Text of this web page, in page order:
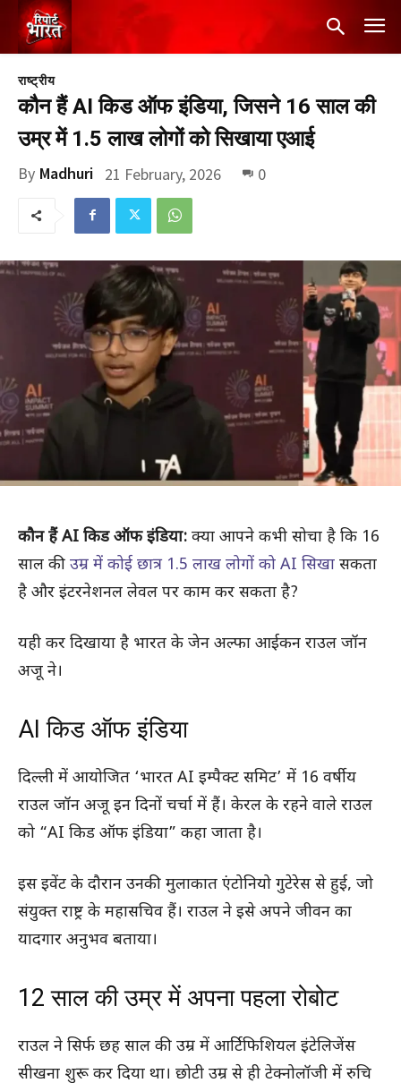
राष्ट्रीय
कौन हैं AI किड ऑफ इंडिया, जिसने 16 साल की
उम्र में 1.5 लाख लोगों को सिखाया एआई
By Madhuri 21 February, 2026 0
कौन हैं AI किड ऑफ इंडिया: क्या आपने कभी सोचा है कि 16
साल की उम्र में कोई छात्र 1.5 लाख लोगों को AI सिखा सकता
है और इंटरनेशनल लेवल पर काम कर सकता है?
यही कर दिखाया है भारत के जेन अल्फा आईकन राउल जॉन
अजू ने।
AI किड ऑफ इंडिया
दिल्ली में आयोजित ‘भारत AI इम्पैक्ट समिट’ में 16 वर्षीय
राउल जॉन अजू इन दिनों चर्चा में हैं। केरल के रहने वाले राउल
को “AI किड ऑफ इंडिया” कहा जाता है।
इस इवेंट के दौरान उनकी मुलाकात एंटोनियो गुटेरेस से हुई, जो
संयुक्त राष्ट्र के महासचिव हैं। राउल ने इसे अपने जीवन का
यादगार अनुभव बताया।
12 साल की उम्र में अपना पहला रोबोट
राउल ने सिर्फ छह साल की उम्र में आर्टिफिशियल इंटेलिजेंस
सीखना शुरू कर दिया था। छोटी उम्र से ही टेक्नोलॉजी में रुचि